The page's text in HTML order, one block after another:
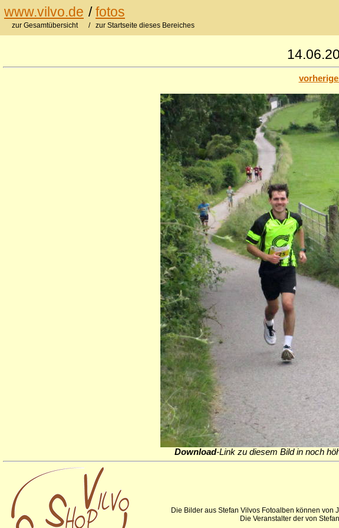
www.vilvo.de /fotos
zur Gesamtübersicht / zur Startseite dieses Bereiches
Download-Link zu diesem Bild in noch
Die Bilder aus Stefan Vilvos Fotoalben können
Die Veranstalter der von